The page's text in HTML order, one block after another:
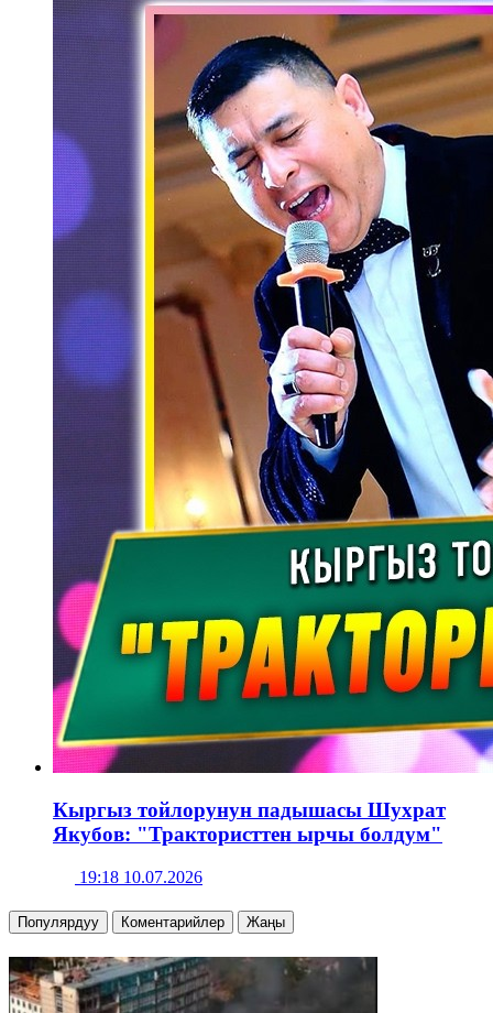
Кыргыз тойлорунун падышасы Шухрат
Якубов: "Трактористтен ырчы болдум"
19:18 10.07.2026
Популярдуу Коментарийлер Жаңы